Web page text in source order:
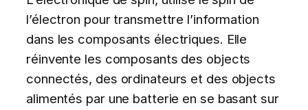
l’électron pour transmettre l’information
dans les composants électriques. Elle
réinvente les composants des objects
connectés, des ordinateurs et des objects
alimentés par une batterie en se basant sur